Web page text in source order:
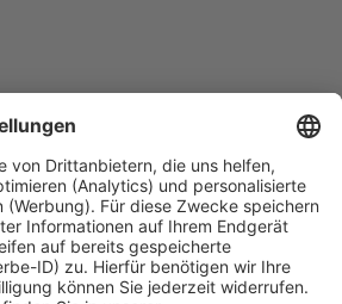
dem umgangssprachlichen Begriff